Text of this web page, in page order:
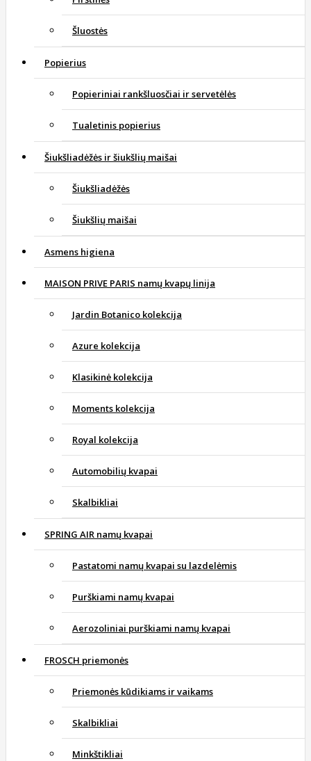
Šluostės
Popierius
Popieriniai rankšluosčiai ir servetėlės
Tualetinis popierius
Šiukšliadėžės ir šiukšlių maišai
Šiukšliadėžės
Šiukšlių maišai
Asmens higiena
MAISON PRIVE PARIS namų kvapų linija
Jardin Botanico kolekcija
Azure kolekcija
Klasikinė kolekcija
Moments kolekcija
Royal kolekcija
Automobilių kvapai
Skalbikliai
SPRING AIR namų kvapai
Pastatomi namų kvapai su lazdelėmis
Purškiami namų kvapai
Aerozoliniai purškiami namų kvapai
FROSCH priemonės
Priemonės kūdikiams ir vaikams
Skalbikliai
Minkštikliai